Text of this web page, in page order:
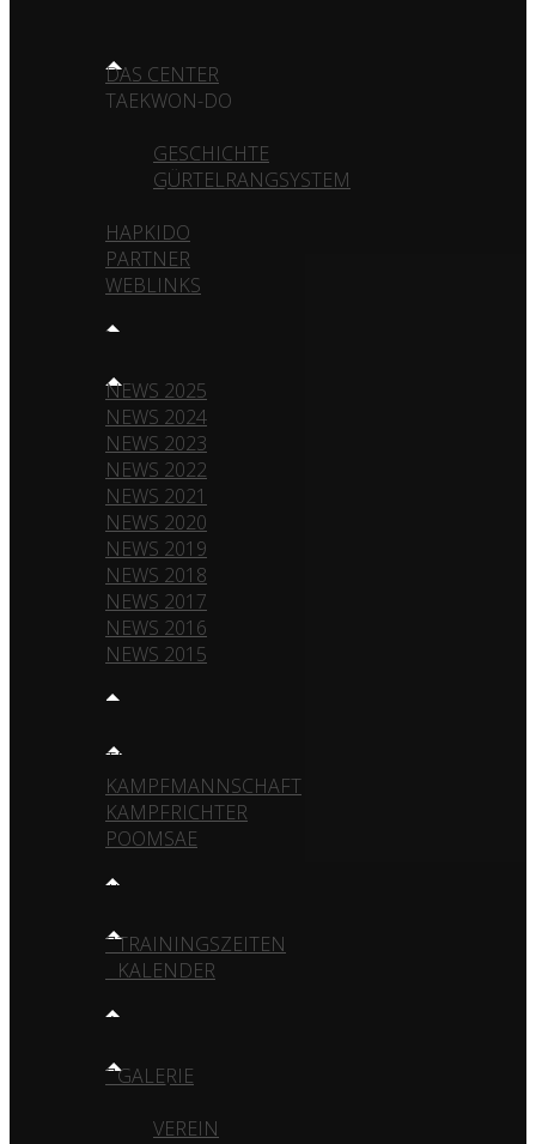
DAS CENTER
TAEKWON-DO
GESCHICHTE
GÜRTELRANGSYSTEM
HAPKIDO
PARTNER
WEBLINKS
NEWS
NEWS 2025
NEWS 2024
NEWS 2023
NEWS 2022
NEWS 2021
NEWS 2020
NEWS 2019
NEWS 2018
NEWS 2017
NEWS 2016
NEWS 2015
TEAM
TRAINER
KAMPFMANNSCHAFT
KAMPFRICHTER
POOMSAE
TRAINING
TRAININGSZEITEN
KALENDER
MEDIA
GALERIE
VEREIN